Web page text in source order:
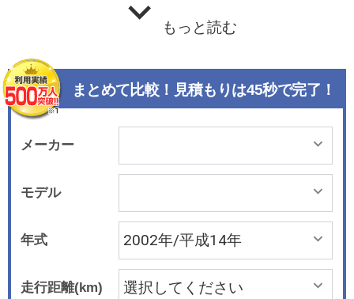
もっと読む
まとめて比較！見積もりは45秒で完了！
メーカー
モデル
年式
走行距離(km)